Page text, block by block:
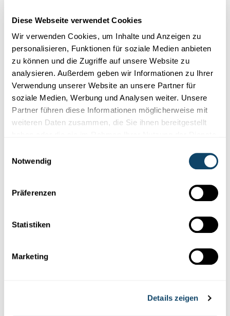
Diese Webseite verwendet Cookies
Wir verwenden Cookies, um Inhalte und Anzeigen zu
personalisieren, Funktionen für soziale Medien anbieten
zu können und die Zugriffe auf unsere Website zu
analysieren. Außerdem geben wir Informationen zu Ihrer
Verwendung unserer Website an unsere Partner für
soziale Medien, Werbung und Analysen weiter. Unsere
Partner führen diese Informationen möglicherweise mit
weiteren Daten zusammen, die Sie ihnen bereitgestellt
Notwendig
Präferenzen
Statistiken
Marketing
Details zeigen
Motoren
Emanuele Penocchio erhielt einen Preis für seine Doktorarbeit,
in der er molekulare Prozesse in Zellen aus der Perspektive der
Thermodynamik beschreibt.
FNR,University of Luxembourg
Chemie-Nobelpreis: Auch in Luxemburg wird
Luxemburg über die Bedeutung des diesjährigen Nobelpreises